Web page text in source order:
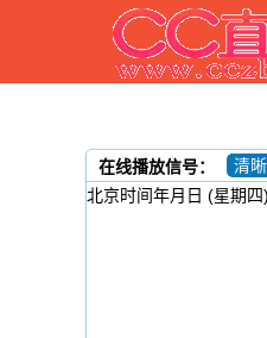
在线播放信号：
清
北京时间年月日 (星期